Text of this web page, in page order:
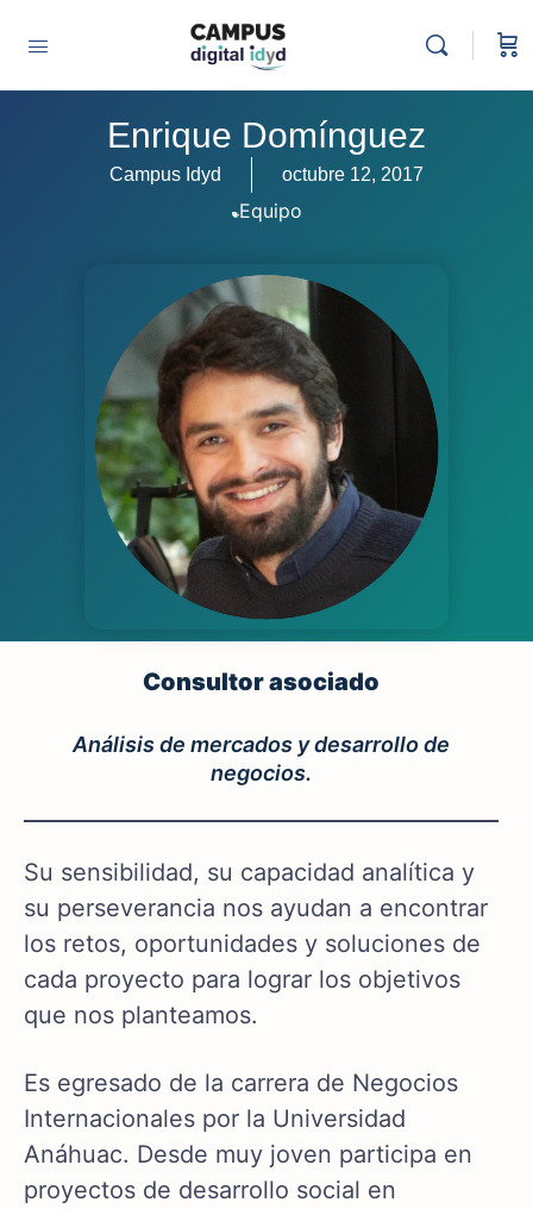
Enrique Domínguez
Campus Idyd octubre 12, 2017
Equipo
Consultor asociado
Análisis de mercados y desarrollo de
negocios.
Su sensibilidad, su capacidad analítica y
su perseverancia nos ayudan a encontrar
los retos, oportunidades y soluciones de
cada proyecto para lograr los objetivos
que nos planteamos.
Es egresado de la carrera de Negocios
Internacionales por la Universidad
Anáhuac. Desde muy joven participa en
proyectos de desarrollo social en